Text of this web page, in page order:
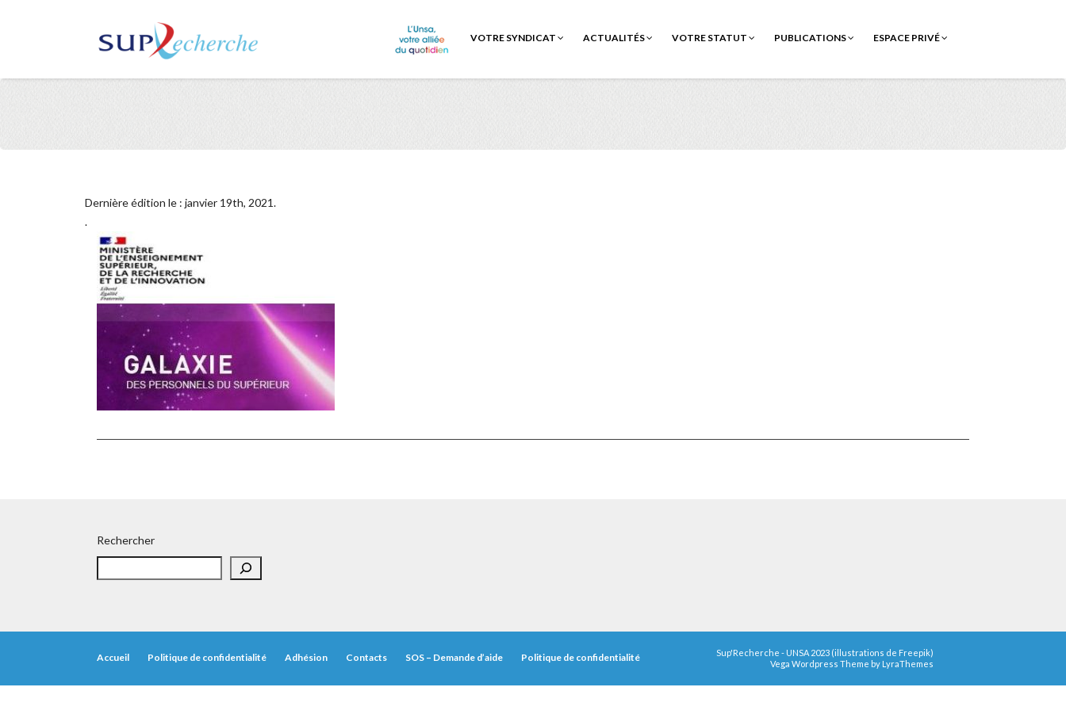
VOTRE SYNDICAT ACTUALITÉS VOTRE STATUT PUBLICATIONS ESPACE PRIVÉ
Dernière édition le : janvier 19th, 2021.
.
Rechercher
Accueil Politique de confidentialité Adhésion Contacts SOS – Demande d’aide Politique de confidentialité
Sup'Recherche - UNSA 2023 (illustrations de Freepik)
Vega Wordpress Theme by LyraThemes